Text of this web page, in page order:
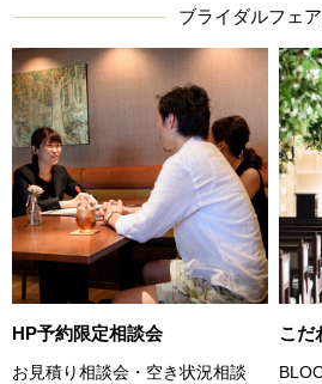
ブライダルフェ
HP予約限定相談会
お見積り相談会・空き状況相談
こだ